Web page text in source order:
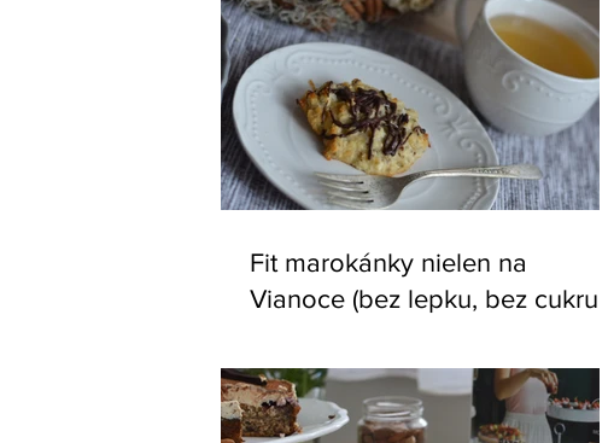
Fit marokánky nielen na
Vianoce (bez lepku, bez cukru a